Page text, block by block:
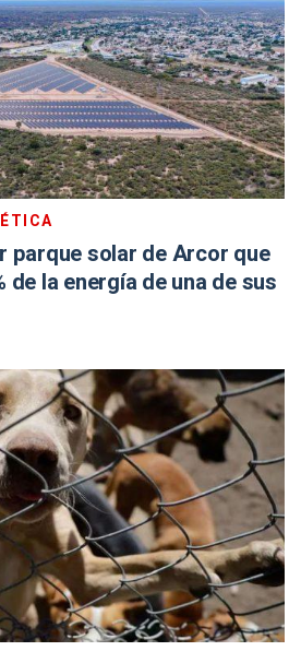
parque solar de Arcor que
de la energía de una de sus